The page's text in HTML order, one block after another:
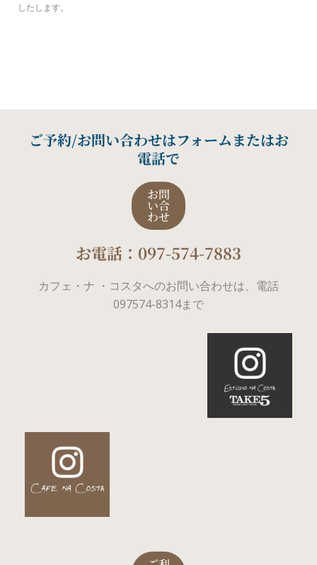
したします。
ご予約/お問い合わせはフォームまたはお
電話で
お問
い合
わせ
お電話：097-574-7883
カフェ・ナ ・コスタへのお問い合わせは、電話
097574-8314まで